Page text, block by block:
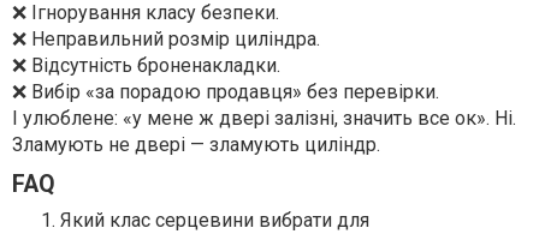
❌ Ігнорування класу безпеки.
❌ Неправильний розмір циліндра.
❌ Відсутність броненакладки.
❌ Вибір «за порадою продавця» без перевірки.
І улюблене: «у мене ж двері залізні, значить все ок». Ні.
Зламують не двері — зламують циліндр.
FAQ
Який клас серцевини вибрати для